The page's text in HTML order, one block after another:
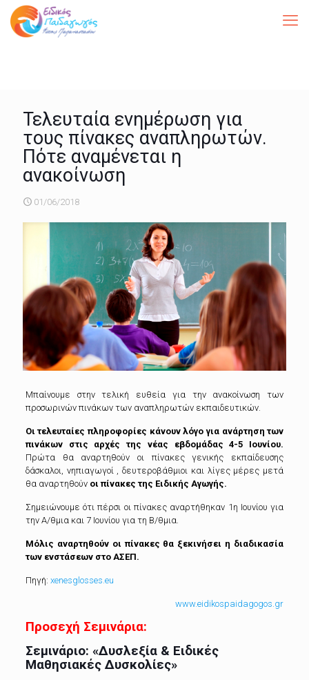
Τελευταία ενημέρωση για
τους πίνακες αναπληρωτών.
Πότε αναμένεται η
ανακοίνωση
01/06/2018
Μπαίνουμε στην τελική ευθεία για την ανακοίνωση των
προσωρινών πινάκων των αναπληρωτών εκπαιδευτικών.
Οι τελευταίες πληροφορίες κάνουν λόγο για ανάρτηση των
πινάκων στις αρχές της νέας εβδομάδας 4-5 Ιουνίου.
Πρώτα θα αναρτηθούν οι πίνακες γενικής εκπαίδευσης
δάσκαλοι, νηπιαγωγοί , δευτεροβάθμιοι και λίγες μέρες μετά
θα αναρτηθούν οι πίνακες της Ειδικής Αγωγής.
Σημειώνουμε ότι πέρσι οι πίνακες αναρτήθηκαν 1η Ιουνίου για
την Α/θμια και 7 Ιουνίου για τη Β/θμια.
Μόλις αναρτηθούν οι πίνακες θα ξεκινήσει η διαδικασία
των ενστάσεων στο ΑΣΕΠ.
Πηγή: xenesglosses.eu
www.eidikospaidagogos.gr
Προσεχή Σεμινάρια:
Σεμινάριο: «Δυσλεξία & Ειδικές
Μαθησιακές Δυσκολίες»